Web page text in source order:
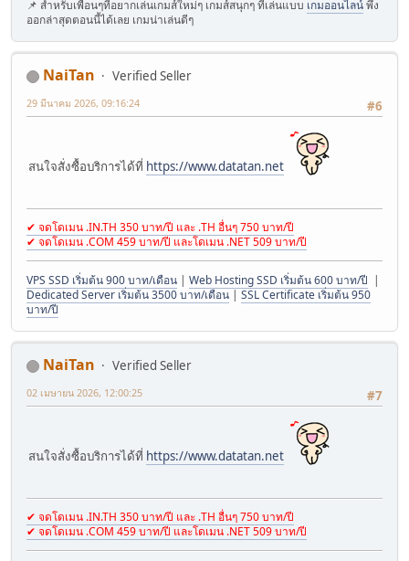
📌 สำหรับเพื่อนๆที่อยากเล่นเกมส์ใหม่ๆ เกมส์สนุกๆ ที่เล่นแบบ เกมออนไลน์พึ่ง
ออกล่าสุดตอนนี้ได้เลย เกมน่าเล่นดีๆ
NaiTan
Verified Seller
#6
29 มีนาคม 2026, 09:16:24
สนใจสั่งซื้อบริการได้ที่ https://www.datatan.net
✔ จดโดเมน .IN.TH 350 บาท/ปี และ .TH อื่นๆ 750 บาท/ปี
✔ จดโดเมน .COM 459 บาท/ปี และโดเมน .NET 509 บาท/ปี
VPS SSD เริ่มต้น 900 บาท/เดือน | Web Hosting SSD เริ่มต้น 600 บาท/ปี |
Dedicated Server เริ่มต้น 3500 บาท/เดือน | SSL Certificate เริ่มต้น 950
บาท/ปี
NaiTan
Verified Seller
#7
02 เมษายน 2026, 12:00:25
สนใจสั่งซื้อบริการได้ที่ https://www.datatan.net
✔ จดโดเมน .IN.TH 350 บาท/ปี และ .TH อื่นๆ 750 บาท/ปี
✔ จดโดเมน .COM 459 บาท/ปี และโดเมน .NET 509 บาท/ปี